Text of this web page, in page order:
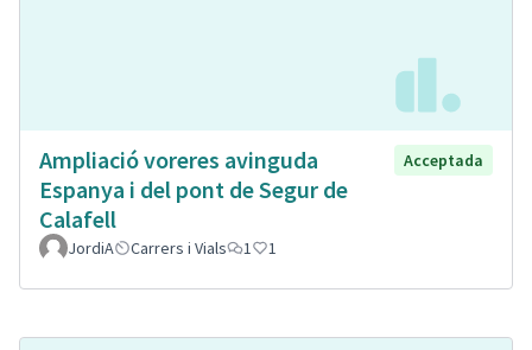
Ampliació voreres avinguda
Espanya i del pont de Segur de
Calafell
Acceptada
JordiA Carrers i Vials 1 1